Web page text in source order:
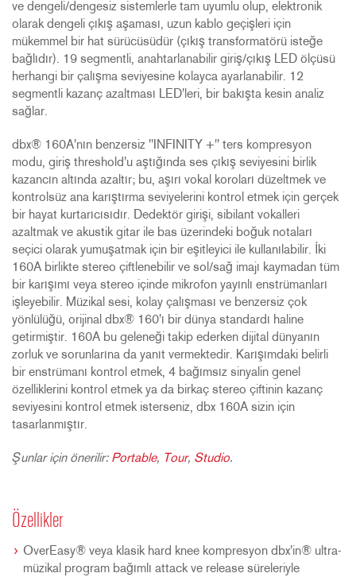
ve dengeli/dengesiz sistemlerle tam uyumlu olup, elektronik
olarak dengeli çıkış aşaması, uzun kablo geçişleri için
mükemmel bir hat sürücüsüdür (çıkış transformatörü isteğe
bağlıdır). 19 segmentli, anahtarlanabilir giriş/çıkış LED ölçüsü
herhangi bir çalışma seviyesine kolayca ayarlanabilir. 12
segmentli kazanç azaltması LED'leri, bir bakışta kesin analiz
sağlar.
dbx® 160A'nın benzersiz "INFINITY +" ters kompresyon
modu, giriş threshold'u aştığında ses çıkış seviyesini birlik
kazancın altında azaltır; bu, aşırı vokal koroları düzeltmek ve
kontrolsüz ana karıştırma seviyelerini kontrol etmek için gerçek
bir hayat kurtarıcısıdır. Dedektör girişi, sibilant vokalleri
azaltmak ve akustik gitar ile bas üzerindeki boğuk notaları
seçici olarak yumuşatmak için bir eşitleyici ile kullanılabilir. İki
160A birlikte stereo çiftlenebilir ve sol/sağ imajı kaymadan tüm
bir karışımı veya stereo içinde mikrofon yayınlı enstrümanları
işleyebilir. Müzikal sesi, kolay çalışması ve benzersiz çok
yönlülüğü, orijinal dbx® 160'ı bir dünya standardı haline
getirmiştir. 160A bu geleneği takip ederken dijital dünyanın
zorluk ve sorunlarına da yanıt vermektedir. Karışımdaki belirli
bir enstrümanı kontrol etmek, 4 bağımsız sinyalin genel
özelliklerini kontrol etmek ya da birkaç stereo çiftinin kazanç
seviyesini kontrol etmek isterseniz, dbx 160A sizin için
tasarlanmıştır.
Şunlar için önerilir: Portable, Tour, Studio.
Özellikler
OverEasy® veya klasik hard knee kompresyon dbx'in® ultra-
müzikal program bağımlı attack ve release süreleriyle